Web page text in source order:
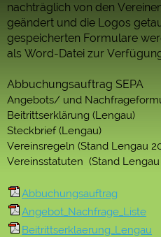
nachträglich von den
geändert und die Logos
gespeicherten Formulare
als Word-Datei zur
Abbuchungsauftrag SEPA
Angebots/ und
Beitrittserklärung (Lengau)
Steckbrief (Lengau)
Vereinsregeln (Stand Lengau
Vereinsstatuten (Stand Lengau
Abbuchungsauftrag
Angebot_Nachfrage_Liste
Beitrittserklaerung_Lengau